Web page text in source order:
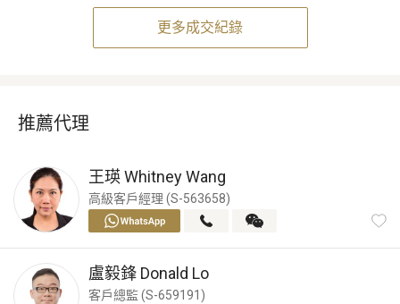
更多成交紀錄
推薦代理
王瑛Whitney Wang
高級客戶經理 (S-563658)
盧毅鋒 Donald Lo
客戶總監 (S-659191)